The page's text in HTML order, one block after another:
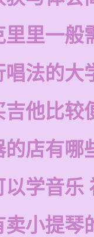
里里一般
法的大
他比较
店有哪
学音乐
小提琴